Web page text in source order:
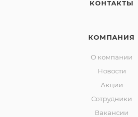
КОНТАКТЫ
КОМПАНИЯ
О компании
Новости
Акции
Сотрудники
Вакансии